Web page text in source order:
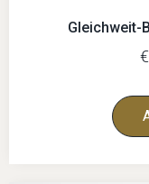
Gleichweit-
€